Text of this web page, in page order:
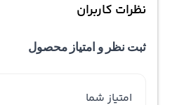
نظرات کاربران
ثبت نظر و امتیاز محصول
امتیاز شما